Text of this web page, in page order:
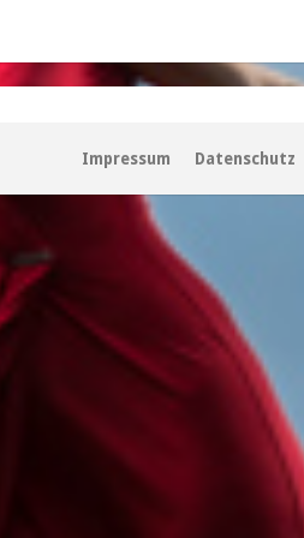
Impressum Datenschutz